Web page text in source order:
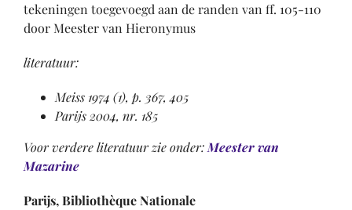
tekeningen toegevoegd aan de randen van ff. 105-110
door Meester van Hieronymus
literatuur:
Meiss 1974 (1), p. 367, 405
Parijs 2004, nr. 185
Voor verdere literatuur zie onder: Meester van
Mazarine
Parijs, Bibliothèque Nationale